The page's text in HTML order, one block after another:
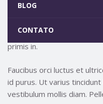
BLOG
CONTATO
turpis. Nullam sagittis.
pellentesque velit pede
primis in.
Faucibus orci luctus et
id purus. Ut varius
vestibulum mollis diam.